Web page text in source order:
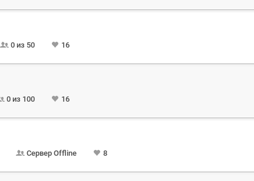
0 из 50 16
0 из 100 16
Сервер Offline 8